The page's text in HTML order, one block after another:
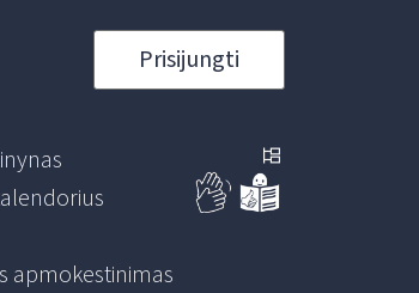
Prisijungti
apmokestinimas